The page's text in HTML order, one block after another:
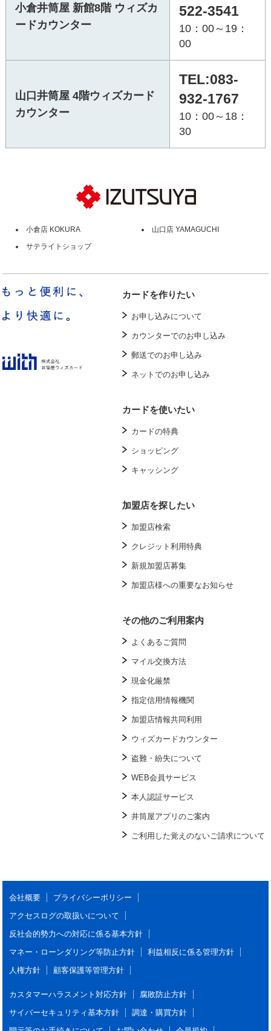
小倉井筒屋 新館8階 ウィズカ
ードカウンター
522-3541
10：00～19：
00
山口井筒屋 4階ウィズカード
カウンター
TEL:083-
932-1767
10：00～18：
30
小倉店 KOKURA
山口店 YAMAGUCHI
サテライトショップ
カードを作りたい
お申し込みについて
カウンターでのお申し込み
郵送でのお申し込み
ネットでのお申し込み
カードを使いたい
カードの特典
ショッピング
キャッシング
加盟店を探したい
加盟店検索
クレジット利用特典
新規加盟店募集
加盟店様への重要なお知らせ
その他のご利用案内
よくあるご質問
マイル交換方法
現金化厳禁
指定信用情報機関
加盟店情報共同利用
ウィズカードカウンター
盗難・紛失について
WEB会員サービス
本人認証サービス
井筒屋アプリのご案内
ご利用した覚えのないご請求について
会社概要
プライバシーポリシー
アクセスログの取扱いについて
反社会的勢力への対応に係る基本方針
マネー・ローンダリング等防止方針
利益相反に係る管理方針
人権方針
顧客保護等管理方針
カスタマーハラスメント対応方針
腐敗防止方針
サイバーセキュリティ基本方針
調達・購買方針